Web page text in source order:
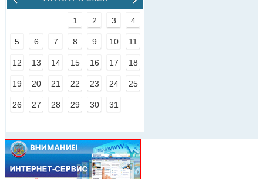
1 2 3 4
5 6 7 8 9 10 11
12 13 14 15 16 17 18
19 20 21 22 23 24 25
26 27 28 29 30 31